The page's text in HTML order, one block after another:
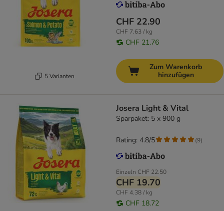
5 Varianten
CHF 22.90
CHF 7.63 / kg
CHF 21.76
Zum Warenkorb
hinzufügen
Josera Light & Vital
Sparpaket: 5 x 900 g
Einzeln CHF 22.50
CHF 19.70
CHF 4.38 / kg
CHF 18.72
Rating: 4.8/5 (9)